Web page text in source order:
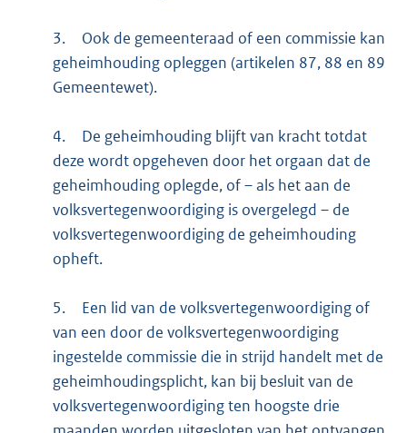
3.
Ook de gemeenteraad of een commissie kan
geheimhouding opleggen (artikelen 87, 88 en 89
Gemeentewet).
4.
De geheimhouding blijft van kracht totdat
deze wordt opgeheven door het orgaan dat de
geheimhouding oplegde, of – als het aan de
volksvertegenwoordiging is overgelegd – de
volksvertegenwoordiging de geheimhouding
opheft.
5.
Een lid van de volksvertegenwoordiging of
van een door de volksvertegenwoordiging
ingestelde commissie die in strijd handelt met de
geheimhoudingsplicht, kan bij besluit van de
volksvertegenwoordiging ten hoogste drie